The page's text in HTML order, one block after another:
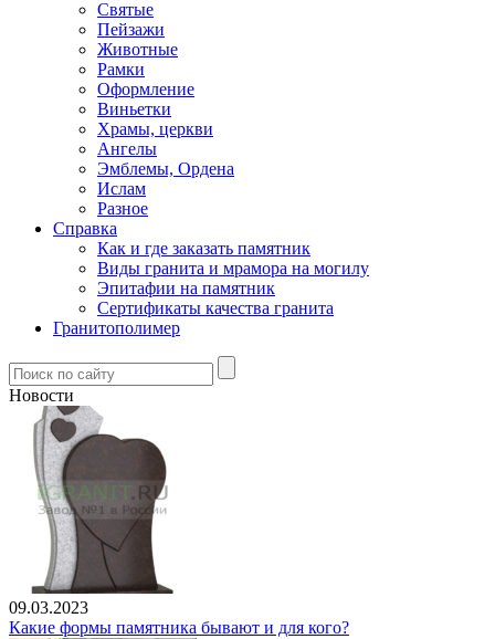
Святые
Пейзажи
Животные
Рамки
Оформление
Виньетки
Храмы, церкви
Ангелы
Эмблемы, Ордена
Ислам
Разное
Справка
Как и где заказать памятник
Виды гранита и мрамора на могилу
Эпитафии на памятник
Сертификаты качества гранита
Гранитополимер
Новости
09.03.2023
Какие формы памятника бывают и для кого?